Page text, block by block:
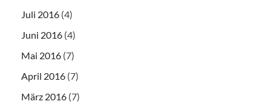
Juli 2016 (4)
Juni 2016 (4)
Mai 2016 (7)
April 2016 (7)
März 2016 (7)